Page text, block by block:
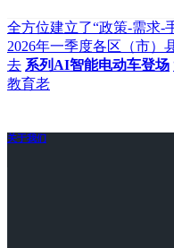
全方位建立了“政策-需求-
2026年一季度各区（市）
去 系列AI智能电动车登场
教育老
关于我们